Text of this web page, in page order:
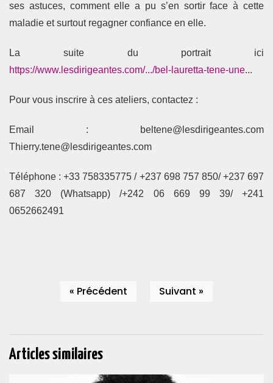
ses astuces, comment elle a pu s’en sortir face à cette
maladie et surtout regagner confiance en elle.
La suite du portrait ici
https://www.lesdirigeantes.com/.../bel-lauretta-tene-une...
Pour vous inscrire à ces ateliers, contactez :
Email : beltene@lesdirigeantes.com
Thierry.tene@lesdirigeantes.com
Téléphone : +33 758335775 / +237 698 757 850/ +237 697
687 320 (Whatsapp) /+242 06 669 99 39/ +241
0652662491
« Précédent Suivant »
Articles similaires